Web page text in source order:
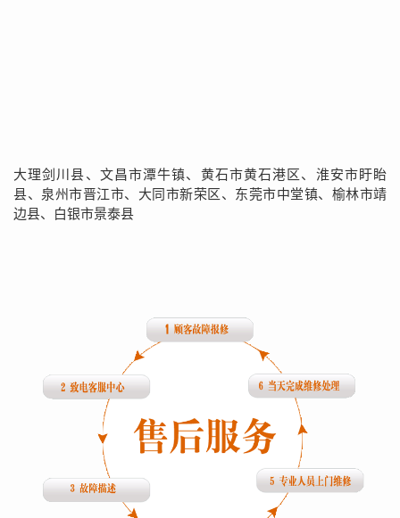
大理剑川县、文昌市潭牛镇、黄石市黄石港区、淮安市盱眙
县、泉州市晋江市、大同市新荣区、东莞市中堂镇、榆林市靖
边县、白银市景泰县